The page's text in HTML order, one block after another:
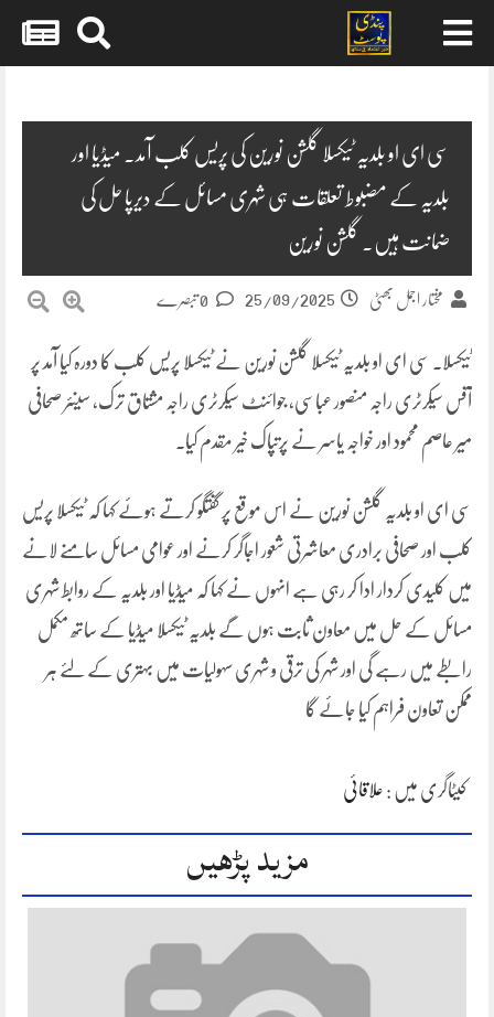
سی ای او بلدیہ ٹیکسلا گلشن نورین کی پریس کلب آمد۔ میڈیا اور
بلدیہ کے مضبوط تعلقات ہی شہری مسائل کے دیرپا حل کی
ضمانت ہیں۔ گلشن نورین
مختار اجمل بھٹی 25/09/2025
ٹیکسلا۔ سی ای او بلدیہ ٹیکسلا گلشن نورین نے ٹیکسلا پریس کلب کا دورہ کیا آمد پر
آفس سیکرٹری راجہ منصور عباسی، جوائنٹ سیکرٹری راجہ مشتاق ترک، سینئر صحافی
میر عاصم محمود اور خواجہ یاسر نے پرتپاک خیر مقدم کیا۔
سی ای او بلدیہ گلشن نورین نے اس موقع پر گفتگو کرتے ہوئے کہا کہ ٹیکسلا پریس
کلب اور صحافی برادری معاشرتی شعور اجاگر کرنے اور عوامی مسائل سامنے لانے
میں کلیدی کردار ادا کر رہی ہے انہوں نے کہا کہ میڈیا اور بلدیہ کے روابط شہری
مسائل کے حل میں معاون ثابت ہوں گے بلدیہ ٹیکسلا میڈیا کے ساتھ مکمل
رابطے میں رہے گی اور شہر کی ترقی و شہری سہولیات میں بہتری کے لئے ہر
ممکن تعاون فراہم کیا جائے گا
کیٹاگری میں : علاقائی
مزید پڑھیں